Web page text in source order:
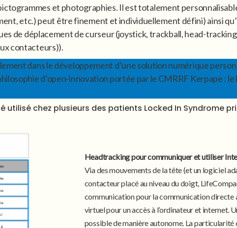
et photographies. Il est totalement
etc.) peut être finement et individuellement défini) ainsi
de déplacement de curseur (joystick, trackball, head-
contacteurs)).
dans le développement d’une solution numérique
d’open-innovation portée par le CMRRF Kerpape :
utilisé chez plusieurs des patients Locked In Syndrome
Headtracking pour communiquer et utiliser
Via des mouvements de la tête (et un logiciel
contacteur placé au niveau du doigt,
communication pour la communication directe
virtuel pour un accès à l’ordinateur et internet.
possible de manière autonome. La